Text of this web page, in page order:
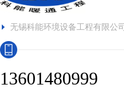
无锡科能环境设备工程有限公司
13601480999